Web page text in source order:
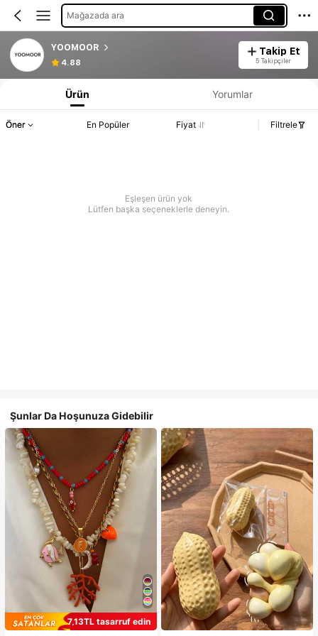
Mağazada ara
YOOMOOR
4.88
Takip Et
5 Takipçiler
Ürün Yorumlar
Öner En Popüler Fiyat Filtrele
Eşleşen ürün yok
Lütfen başka seçeneklerle deneyin.
Şunlar Da Hoşunuza Gidebilir
7,13TL tasarruf edin